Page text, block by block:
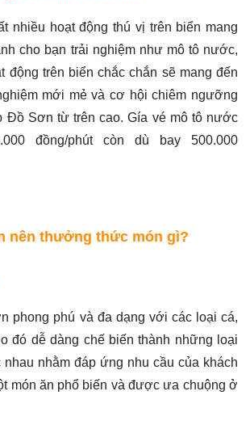
nhiều hoạt động thú vị trên biển mang
cho bạn trải nghiệm như mô tô nước,
động trên biển chắc chắn sẽ mang đến
mới mẻ và cơ hội chiêm ngưỡng
Đồ Sơn từ trên cao. Gía vé mô tô nước
đồng/phút còn dù bay 500.000
nên thưởng thức món gì?
phong phú và đa dạng với các loại cá,
đó dễ dàng chế biến thành những loại
nhau nhằm đáp ứng nhu cầu của khách
món ăn phổ biến và được ưa chuộng ở